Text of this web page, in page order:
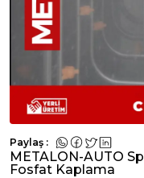
Paylaş :
METALON-AUTO
Fosfat Kaplama